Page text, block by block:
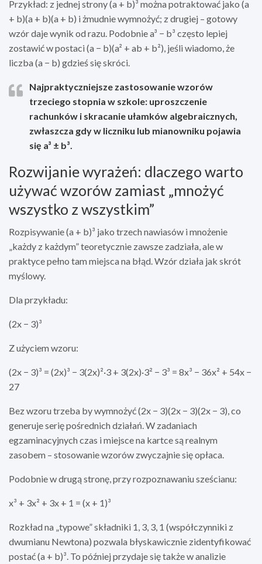
Przykład: z jednej strony (a + b)³ można potraktować jako (a
+ b)(a + b)(a + b) i żmudnie wymnożyć; z drugiej – gotowy
wzór daje wynik od razu. Podobnie a³ − b³ często lepiej
zostawić w postaci (a − b)(a² + ab + b²), jeśli wiadomo, że
liczba (a − b) gdzieś się skróci.
Najpraktyczniejsze zastosowaniewzorów
trzeciego stopnia w szkole: uproszczenie
rachunków i skracanie ułamków algebraicznych,
zwłaszcza gdy w liczniku lub mianowniku pojawia
się a³ ± b³.
Rozwijanie wyrażeń: dlaczego warto
używać wzorów zamiast „mnożyć
wszystko z wszystkim”
Rozpisywanie (a + b)³ jako trzech nawiasów i mnożenie
„każdy z każdym” teoretycznie zawsze zadziała, ale w
praktyce pełno tam miejsca na błąd. Wzór działa jak skrót
myślowy.
Dla przykładu:
(2x − 3)³
Z użyciem wzoru:
(2x − 3)³ = (2x)³ − 3(2x)²·3 + 3(2x)·3² − 3³ = 8x³ − 36x² + 54x −
27
Bez wzoru trzeba by wymnożyć (2x − 3)(2x − 3)(2x − 3), co
generuje serię pośrednich działań. W zadaniach
egzaminacyjnych czas i miejsce na kartce są realnym
zasobem – stosowanie wzorów zwyczajnie się opłaca.
Podobnie w drugą stronę, przy rozpoznawaniu sześcianu:
x³ + 3x² + 3x + 1 = (x + 1)³
Rozkład na „typowe” składniki 1, 3, 3, 1 (współczynniki z
dwumianu Newtona) pozwala błyskawicznie zidentyfikować
postać (a + b)³. To później przydaje się także w analizie